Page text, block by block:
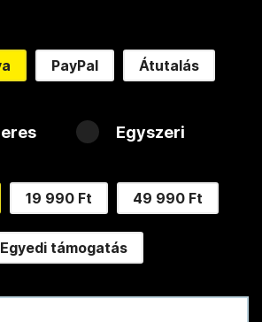
PayPal Átutalás
Egyszeri
19 990 Ft 49 990 Ft
Egyedi támogatás